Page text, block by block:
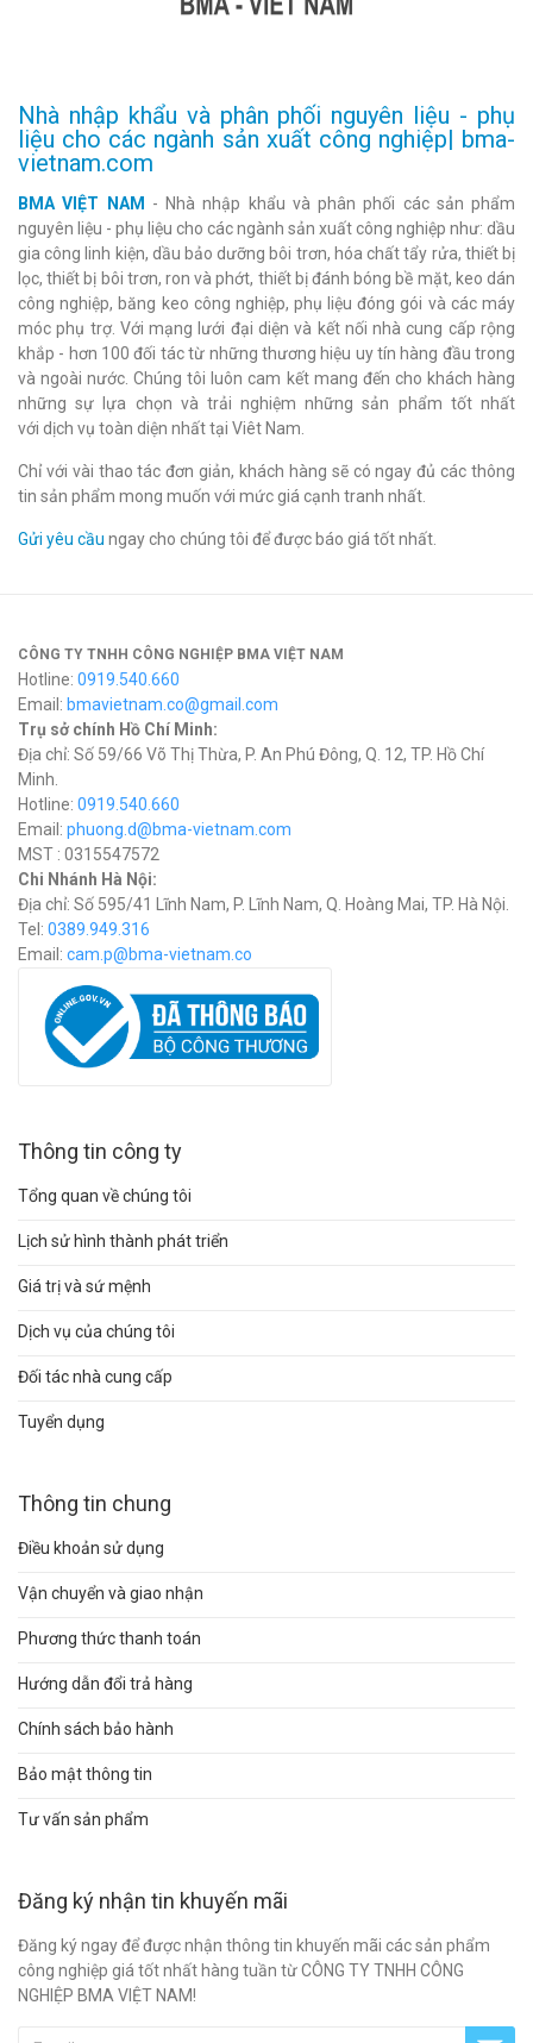
Nhà nhập khẩu và phân phối nguyên liệu - phụ
liệu cho các ngành sản xuất công nghiệp| bma-
vietnam.com
BMA VIỆT NAM
- Nhà nhập khẩu và phân phối các sản phẩm
nguyên liệu - phụ liệu cho các ngành sản xuất công nghiệp như: dầu
gia công linh kiện, dầu bảo dưỡng bôi trơn, hóa chất tẩy rửa, thiết bị
lọc, thiết bị bôi trơn, ron và phớt, thiết bị đánh bóng bề mặt, keo dán
công nghiệp, băng keo công nghiệp, phụ liệu đóng gói và các máy
móc phụ trợ. Với mạng lưới đại diện và kết nối nhà cung cấp rộng
khắp - hơn 100 đối tác từ những thương hiệu uy tín hàng đầu trong
và ngoài nước. Chúng tôi luôn cam kết mang đến cho khách hàng
những sự lựa chọn và trải nghiệm những sản phẩm tốt nhất
với dịch vụ toàn diện nhất tại Viêt Nam.
Chỉ với vài thao tác đơn giản, khách hàng sẽ có ngay đủ các thông
tin sản phẩm mong muốn với mức giá cạnh tranh nhất.
Gửi yêu cầu ngay cho chúng tôi để được báo giá tốt nhất.
CÔNG TY TNHH CÔNG NGHIỆP BMA VIỆT NAM
Hotline: 0919.540.660
Email: bmavietnam.co@gmail.com
Trụ sở chính Hồ Chí Minh:
Địa chỉ: Số 59/66 Võ Thị Thừa, P. An Phú Đông, Q. 12, TP. Hồ Chí
Minh.
Hotline: 0919.540.660
Email: phuong.d@bma-vietnam.com
MST : 0315547572
Chi Nhánh Hà Nội:
Địa chỉ: Số 595/41 Lĩnh Nam, P. Lĩnh Nam, Q. Hoàng Mai, TP. Hà Nội.
Tel: 0389.949.316
Email: cam.p@bma-vietnam.co
Thông tin công ty
Tổng quan về chúng tôi
Lịch sử hình thành phát triển
Giá trị và sứ mệnh
Dịch vụ của chúng tôi
Đối tác nhà cung cấp
Tuyển dụng
Thông tin chung
Điều khoản sử dụng
Vận chuyển và giao nhận
Phương thức thanh toán
Hướng dẫn đổi trả hàng
Chính sách bảo hành
Bảo mật thông tin
Tư vấn sản phẩm
Đăng ký nhận tin khuyến mãi
Đăng ký ngay để được nhận thông tin khuyến mãi các sản phẩm
công nghiệp giá tốt nhất hàng tuần từ CÔNG TY TNHH CÔNG
NGHIỆP BMA VIỆT NAM!